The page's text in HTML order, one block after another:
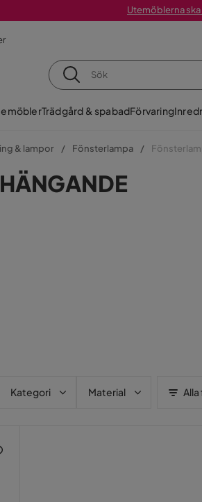
Utemöblerna ska
Trädgård & spabadFörvaring
& lampor Fönsterlampa
Kategori Material